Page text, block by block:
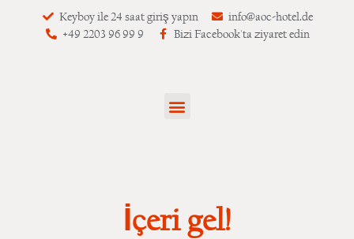
Keyboy ile 24 saat giriş yapın
info@aoc-hotel.de
+49 2203 96 99 9
Bizi Facebook'ta ziyaret edin
İçeri gel!